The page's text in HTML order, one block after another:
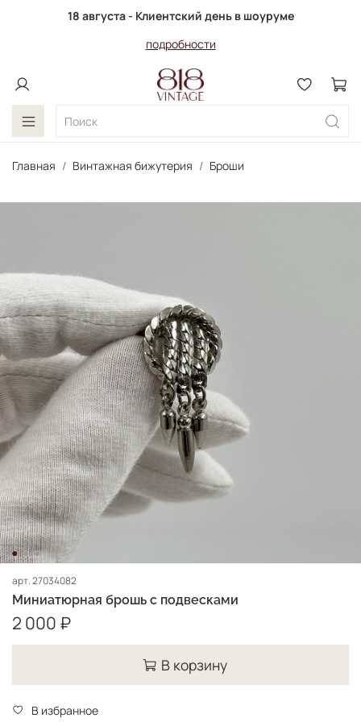
18 августа - Клиентский день в шоуруме
подробности
Главная Винтажная бижутерия Броши
арт.27034082
Миниатюрная брошь с подвесками
2 000 ₽
В корзину
В избранное